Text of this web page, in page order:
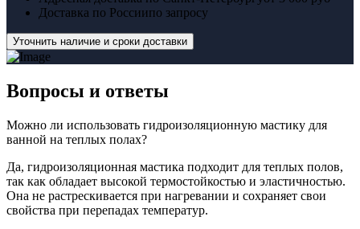
Доставка по Россиипо запросу
Уточнить наличие и сроки доставки
Вопросы и ответы
Можно ли использовать гидроизоляционную мастику для
ванной на теплых полах?
Да, гидроизоляционная мастика подходит для теплых полов,
так как обладает высокой термостойкостью и эластичностью.
Она не растрескивается при нагревании и сохраняет свои
свойства при перепадах температур.